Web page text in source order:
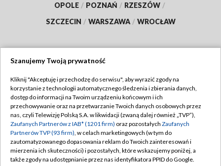
OPOLE / POZNAŃ / RZESZÓW /
SZCZECIN / WARSZAWA / WROCŁAW
TVP
Abonament TVP
Emisja w TVP
Centrum informacji TVP
Naziemna Telewizja Cyfrowa
Regulamin TVP
Polityka prywatności
Moje zgody
Pomoc
Szanujemy Twoją prywatność
Kliknij "Akceptuję i przechodzę do serwisu", aby wyrazić zgody na
korzystanie z technologii automatycznego śledzenia i zbierania danych,
dostęp do informacji na Twoim urządzeniu końcowym i ich
przechowywanie oraz na przetwarzanie Twoich danych osobowych przez
nas, czyli Telewizję Polską S.A. w likwidacji (zwaną dalej również „TVP”),
Zaufanych Partnerów z IAB* (1201 firm) oraz pozostałych Zaufanych
Partnerów TVP (93 firm), w celach marketingowych (w tym do
zautomatyzowanego dopasowania reklam do Twoich zainteresowań i
mierzenia ich skuteczności) i pozostałych, które wskazujemy poniżej, a
także zgody na udostępnianie przez nas identyfikatora PPID do Google.